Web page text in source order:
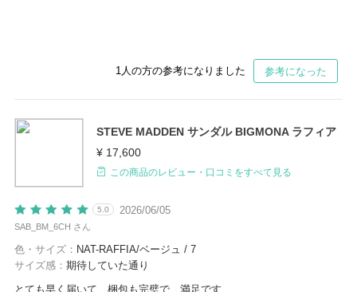
1人の方の参考になりました 参考になった
STEVE MADDEN サンダル BIGMONA ラフィア
¥ 17,600
この商品のレビュー・口コミをすべて見る
2026/06/05
5.0
SAB_BM_6CH さん
色・サイズ： NAT-RAFFIA/ベージュ / 7
サイズ感： 期待していた通り
とても早く届いて 梱包も完璧で 満足です